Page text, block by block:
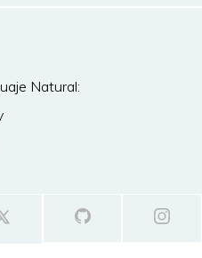
Natural: